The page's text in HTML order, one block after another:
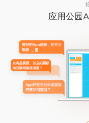
应用公园